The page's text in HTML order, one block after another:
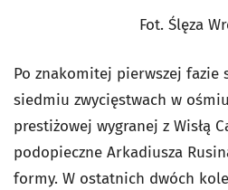
Fot. Ślęza
Po znakomitej pierwszej fazie
siedmiu zwycięstwach w
prestiżowej wygranej z Wisłą
podopieczne Arkadiusza
formy. W ostatnich dwóch